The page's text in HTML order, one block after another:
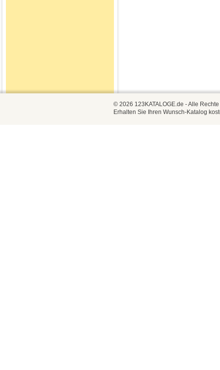
© 2026 123KATALOGE.de - Alle
Erhalten Sie Ihren Wunsch-Katalog